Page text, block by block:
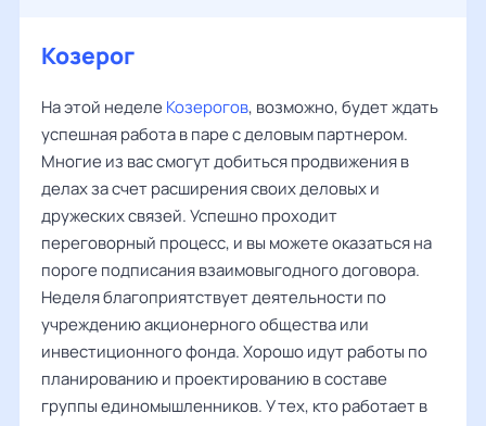
Козерог
На этой неделе Козерогов, возможно, будет ждать
успешная работа в паре с деловым партнером.
Многие из вас смогут добиться продвижения в
делах за счет расширения своих деловых и
дружеских связей. Успешно проходит
переговорный процесс, и вы можете оказаться на
пороге подписания взаимовыгодного договора.
Неделя благоприятствует деятельности по
учреждению акционерного общества или
инвестиционного фонда. Хорошо идут работы по
планированию и проектированию в составе
группы единомышленников. У тех, кто работает в